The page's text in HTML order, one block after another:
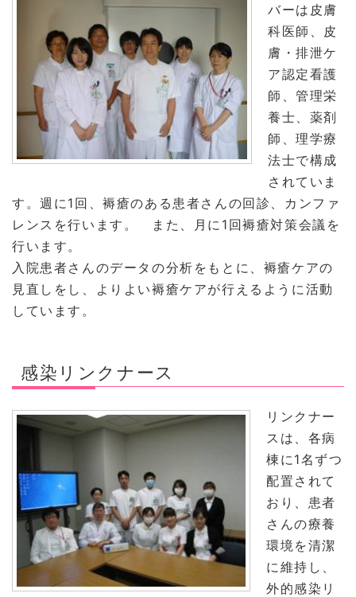
バーは皮膚
科医師、皮
膚・排泄ケ
ア認定看護
師、管理栄
養士、薬剤
師、理学療
法士で構成
されていま
す。週に1回、褥瘡のある患者さんの回診、カンファ
レンスを行います。 また、月に1回褥瘡対策会議を
行います。
入院患者さんのデータの分析をもとに、褥瘡ケアの
見直しをし、よりよい褥瘡ケアが行えるように活動
しています。
感染リンクナース
リンクナー
スは、各病
棟に1名ずつ
配置されて
おり、患者
さんの療養
環境を清潔
に維持し、
外的感染リ